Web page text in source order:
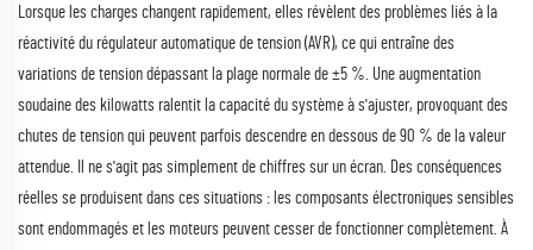
Lorsque les charges changent rapidement, elles révèlent des problèmes liés à la
réactivité du régulateur automatique de tension (AVR), ce qui entraîne des
variations de tension dépassant la plage normale de ±5 %. Une augmentation
soudaine des kilowatts ralentit la capacité du système à s'ajuster, provoquant des
chutes de tension qui peuvent parfois descendre en dessous de 90 % de la valeur
attendue. Il ne s'agit pas simplement de chiffres sur un écran. Des conséquences
réelles se produisent dans ces situations : les composants électroniques sensibles
sont endommagés et les moteurs peuvent cesser de fonctionner complètement. À